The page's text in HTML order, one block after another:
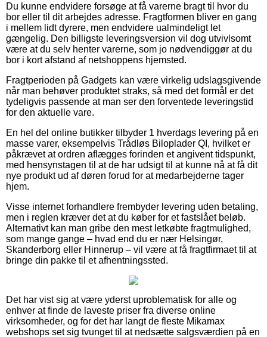
Du kunne endvidere forsøge at få varerne bragt til hvor du
bor eller til dit arbejdes adresse. Fragtformen bliver en gang
i mellem lidt dyrere, men endvidere ualmindeligt let
gængelig. Den billigste leveringsversion vil dog utvivlsomt
være at du selv henter varerne, som jo nødvendiggør at du
bor i kort afstand af netshoppens hjemsted.
Fragtperioden på Gadgets kan være virkelig udslagsgivende
når man behøver produktet straks, så med det formål er det
tydeligvis passende at man ser den forventede leveringstid
for den aktuelle vare.
En hel del online butikker tilbyder 1 hverdags levering på en
masse varer, eksempelvis Trådløs Biloplader QI, hvilket er
påkrævet at ordren aflægges forinden et angivent tidspunkt,
med hensynstagen til at de har udsigt til at kunne nå at få dit
nye produkt ud af døren forud for at medarbejderne tager
hjem.
Visse internet forhandlere frembyder levering uden betaling,
men i reglen kræver det at du køber for et fastslået beløb.
Alternativt kan man gribe den mest letkøbte fragtmulighed,
som mange gange – hvad end du er nær Helsingør,
Skanderborg eller Hinnerup – vil være at få fragtfirmaet til at
bringe din pakke til et afhentningssted.
Det har vist sig at være yderst uproblematisk for alle og
enhver at finde de laveste priser fra diverse online
virksomheder, og for det har langt de fleste Mikamax
webshops set sig tvunget til at nedsætte salgsværdien på en